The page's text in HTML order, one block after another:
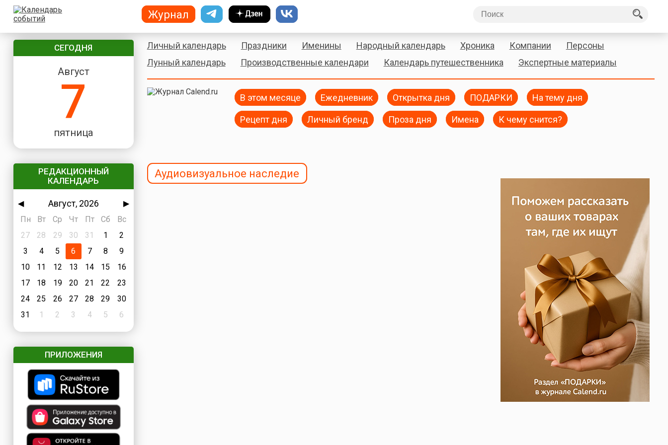
СЕГОДНЯ
Август
7
пятница
РЕДАКЦИОННЫЙ
КАЛЕНДАРЬ
◀ Август, 2026
▶
Пн
Вт Ср Чт Пт Сб
Вс
27
28 29 30 31 1
2
3
4 5 6 7 8
9
10
11 12 13 14 15
16
17
18 19 20 21 22
23
24
25 26 27 28 29
30
31
1 2 3 4 5 6
ПРИЛОЖЕНИЯ
Личный календарь Праздники Именины Народный календарь Хроника Компании
Персоны
Лунный календарь
Производственные календари Календарь путешественника Экспертные материалы
В этом месяце Ежедневник Открытка дня ПОДАРКИ На тему дня
Рецепт дня Личный бренд Проза дня Имена К чему снится?
Аудиовизуальное наследие
Журнал